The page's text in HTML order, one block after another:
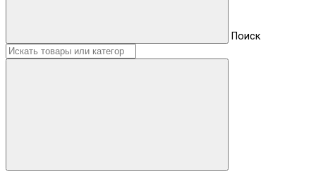
Поиск